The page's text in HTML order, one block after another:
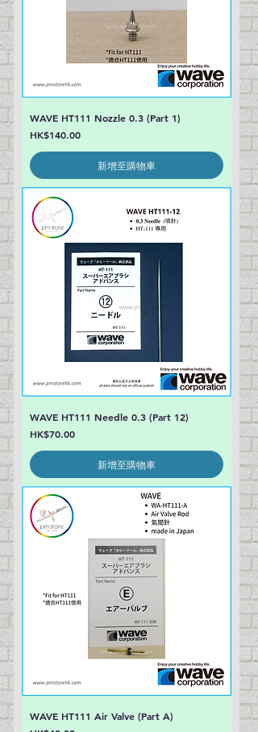
WAVE HT111 Nozzle 0.3 (Part 1)
價格
HK$140.00
新增至購物車
WAVE HT111 Needle 0.3 (Part 12)
價格
HK$70.00
新增至購物車
WAVE HT111 Air Valve (Part A)